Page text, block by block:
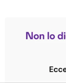
Trustpilot